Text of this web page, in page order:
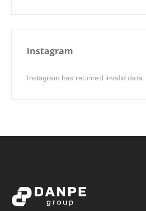
Instagram
Instagram has returned invalid data.